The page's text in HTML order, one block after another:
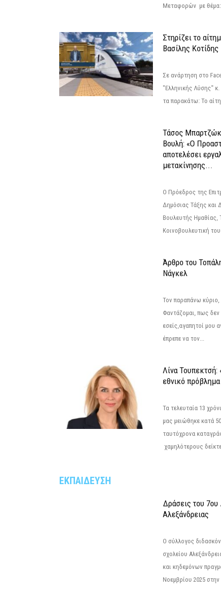
Μεταφορών με θέμα:
Στηρίζει το
Βασίλης Κοτίδης
Σε ανάρτηση στο
"Ελληνικής Λύσης"
τα παρακάτω: Το
Τάσος
Βουλή: «Ο
αποτελέσει
μετακίνησης...
Ο Πρόεδρος της
Δημόσιας Τάξης και
Βουλευτής
Κοινοβουλευτική
Άρθρο του
Νάγκελ
Τον παραπάνω
Φαντάζομαι, πως δεν
εσείς,αγαπητοί μου
έπρεπε να τον...
Λίνα Τουπεκτσή:
εθνικό πρόβλημα
Τα τελευταία 13
μας μειώθηκε κατά
ταυτόχρονα
χαμηλότερους
ΕΚΠΑΙΔΕΥΣΗ
Δράσεις του 7ου
Αλεξάνδρειας
Ο σύλλογος
σχολείου
και κηδεμόνων
Νοεμβρίου 2025